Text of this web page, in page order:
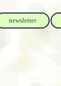
newsletter